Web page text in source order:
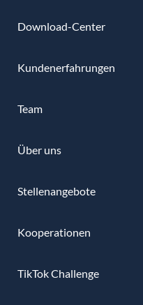
Download-Center
Kundenerfahrungen
Team
Über uns
Stellenangebote
Kooperationen
TikTok Challenge